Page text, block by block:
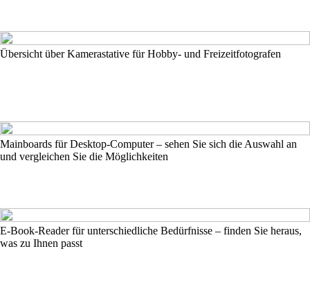
Übersicht über Kamerastative für Hobby- und Freizeitfotografen
Mainboards für Desktop-Computer – sehen Sie sich die Auswahl an
und vergleichen Sie die Möglichkeiten
E-Book-Reader für unterschiedliche Bedürfnisse – finden Sie heraus,
was zu Ihnen passt